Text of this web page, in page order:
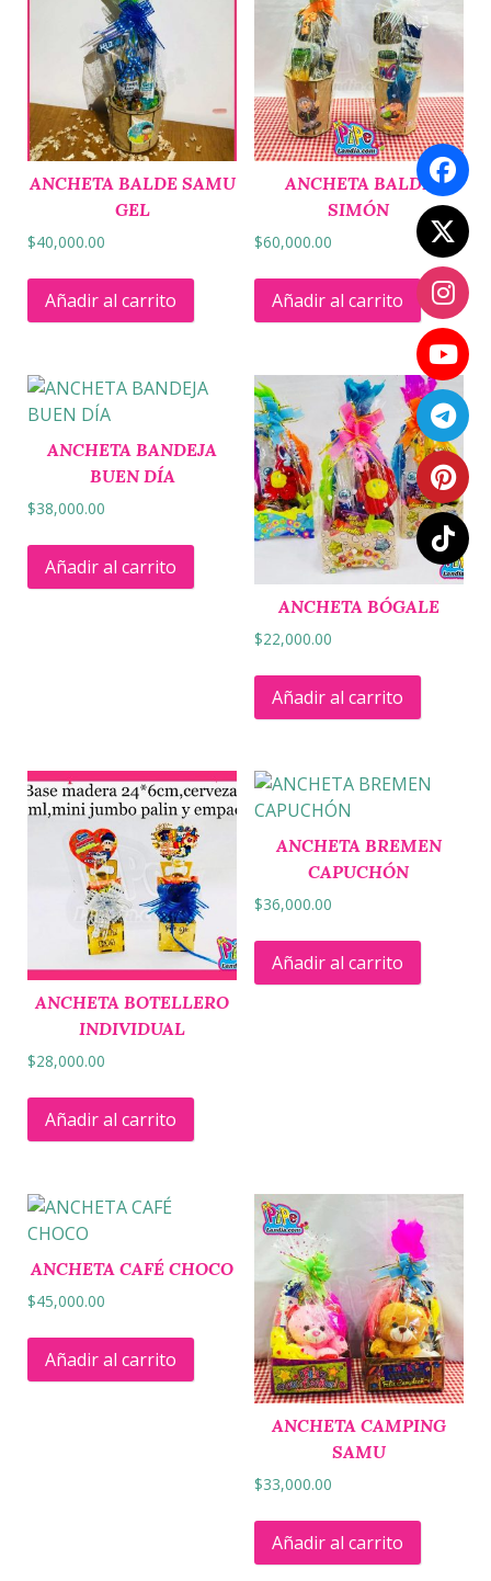
ANCHETA BALDE SAMU
GEL
$40,000.00
Añadir al carrito
ANCHETA BALDE
SIMÓN
$60,000.00
Añadir al carrito
ANCHETA BANDEJA
BUEN DÍA
$38,000.00
Añadir al carrito
ANCHETA BÓGALE
$22,000.00
Añadir al carrito
ANCHETA BOTELLERO
INDIVIDUAL
$28,000.00
Añadir al carrito
ANCHETA BREMEN
CAPUCHÓN
$36,000.00
Añadir al carrito
ANCHETA CAFÉ CHOCO
$45,000.00
Añadir al carrito
ANCHETA CAMPING
SAMU
$33,000.00
Añadir al carrito